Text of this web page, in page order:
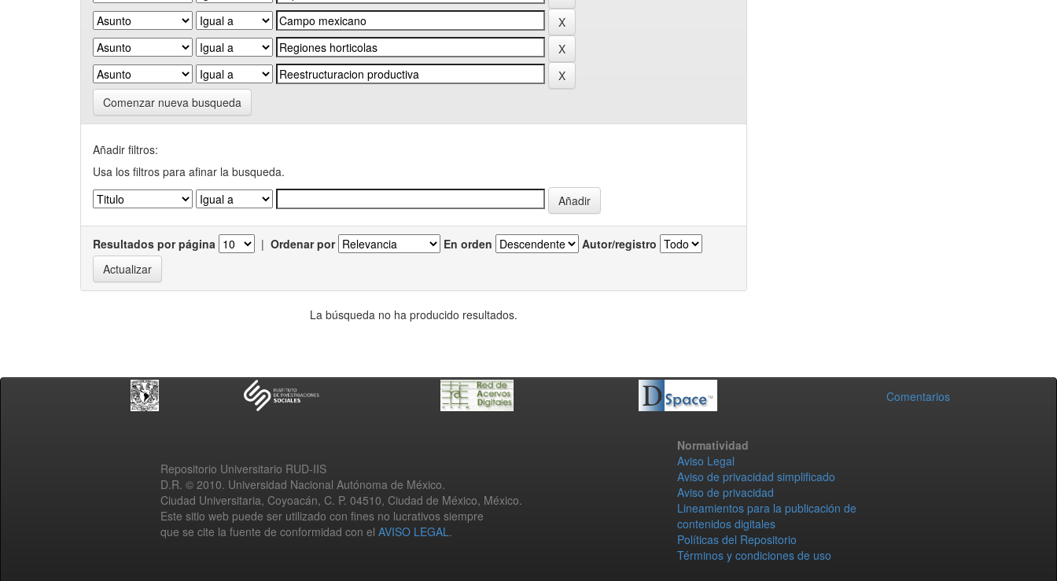
Comenzar nueva busqueda
Añadir filtros:
Usa los filtros para afinar la busqueda.
Resultados por página | Ordenar por En orden Autor/registro
La búsqueda no ha producido resultados.
Comentarios
Repositorio Universitario RUD-IIS
D.R. © 2010. Universidad Nacional Autónoma de México.
Ciudad Universitaria, Coyoacán, C. P. 04510, Ciudad de México, México.
Este sitio web puede ser utilizado con fines no lucrativos siempre
que se cite la fuente de conformidad con el AVISO LEGAL.
Normatividad
Aviso Legal
Aviso de privacidad simplificado
Aviso de privacidad
Lineamientos para la publicación de
contenidos digitales
Políticas del Repositorio
Términos y condiciones de uso